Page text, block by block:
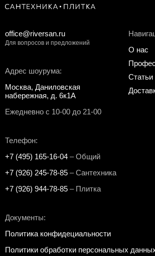
Адрес шоурума:
Москва, Даниловская
набережная, д. 6к1А
Ежедневно с 10-00 до 21-00
Телефон:
+7 (495) 165-16-04 – Общий
+7 (926) 245-78-85 – Сантехника
+7 (926) 944-78-85 – Плитка
Документы:
Политика конфидециальности
Политики обработки персональных
О нас
Статьи
office@riversan.ru
Для вопросов и предложений